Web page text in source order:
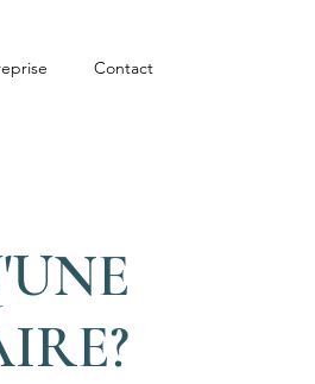
Contact